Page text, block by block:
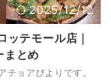
2025/12/12
テモール店｜
まとめ
チョアびよりです。